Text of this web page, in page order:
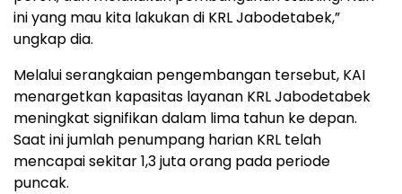
ini yang mau kita lakukan di KRL Jabodetabek,”
ungkap dia.
Melalui serangkaian pengembangan tersebut, KAI
menargetkan kapasitas layanan KRL Jabodetabek
meningkat signifikan dalam lima tahun ke depan.
Saat ini jumlah penumpang harian KRL telah
mencapai sekitar 1,3 juta orang pada periode
puncak.